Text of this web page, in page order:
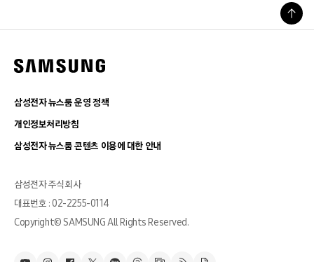
삼성전자 뉴스룸 운영 정책
개인정보처리방침
삼성전자 뉴스룸 콘텐츠 이용에 대한 안내
삼성전자 주식회사
대표번호 : 02-2255-0114
Copyright© SAMSUNG All Rights Reserved.